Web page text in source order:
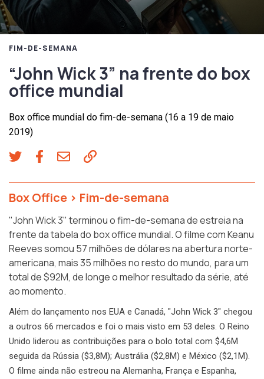
FIM-DE-SEMANA
“John Wick 3” na frente do box
office mundial
Box office mundial do fim-de-semana (16 a 19 de maio
2019)
Box Office > Fim-de-semana
"John Wick 3" terminou o fim-de-semana de estreia na
frente da tabela do box office mundial. O filme com Keanu
Reeves somou 57 milhões de dólares na abertura norte-
americana, mais 35 milhões no resto do mundo, para um
total de $92M, de longe o melhor resultado da série, até
ao momento.
Além do lançamento nos EUA e Canadá, "John Wick 3" chegou
a outros 66 mercados e foi o mais visto em 53 deles. O Reino
Unido liderou as contribuições para o bolo total com $4,6M
seguida da Rússia ($3,8M); Austrália ($2,8M) e México ($2,1M).
O filme ainda não estreou na Alemanha, França e Espanha,